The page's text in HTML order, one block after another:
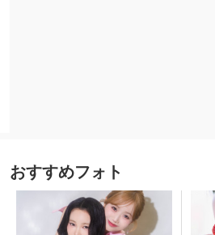
おすすめフォト